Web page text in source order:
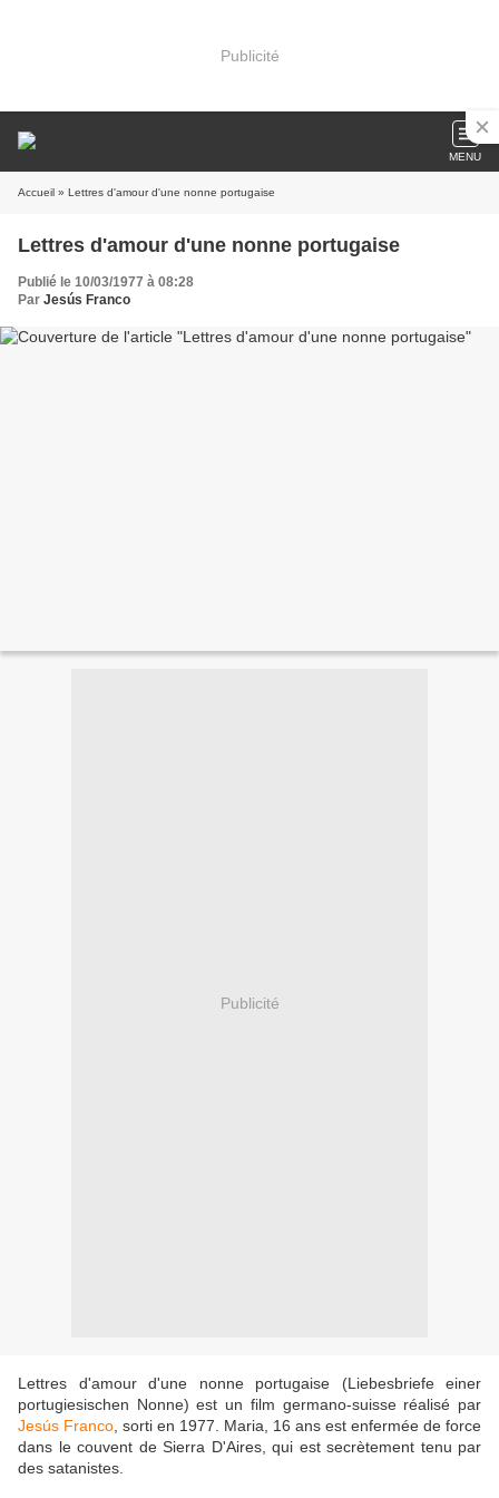
Publicité
MENU
Accueil » Lettres d'amour d'une nonne portugaise
Lettres d'amour d'une nonne portugaise
Publié le 10/03/1977 à 08:28
Par Jesús Franco
Publicité
Lettres d'amour d'une nonne portugaise (Liebesbriefe einer
portugiesischen Nonne) est un film germano-suisse réalisé par
Jesús Franco , sorti en 1977. Maria, 16 ans est enfermée de force
dans le couvent de Sierra D'Aires, qui est secrètement tenu par
des satanistes.